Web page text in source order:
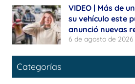
VIDEO | Más de
su vehículo este
anunció nuevas
6 de agosto de 2026
Categorías